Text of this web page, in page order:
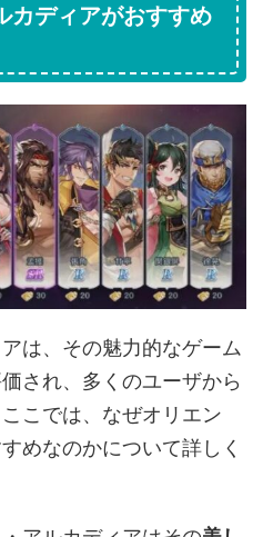
カディアがおすすめ
は、その魅力的なゲーム
され、多くのユーザから
こでは、なぜオリエン
めなのかについて詳しく